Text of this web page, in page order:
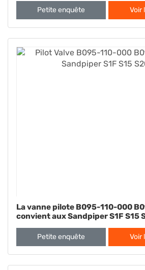
Petite enquête Voir
La vanne pilote B095-110-000
convient aux Sandpiper S1F S15
Petite enquête Voir